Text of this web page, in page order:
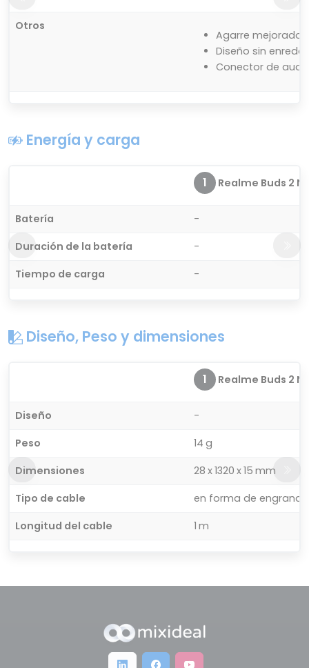
Otros
Agarre mejorado
Diseño sin
Conector de
Energía y carga
1 Realme Buds 2
Batería
-
Duración de la batería
-
Tiempo de carga
-
Diseño, Peso y dimensiones
1 Realme Buds 2
Diseño
-
Peso
14 g
Dimensiones
28 x 1320 x 15 mm
Tipo de cable
en forma de
Longitud del cable
1 m